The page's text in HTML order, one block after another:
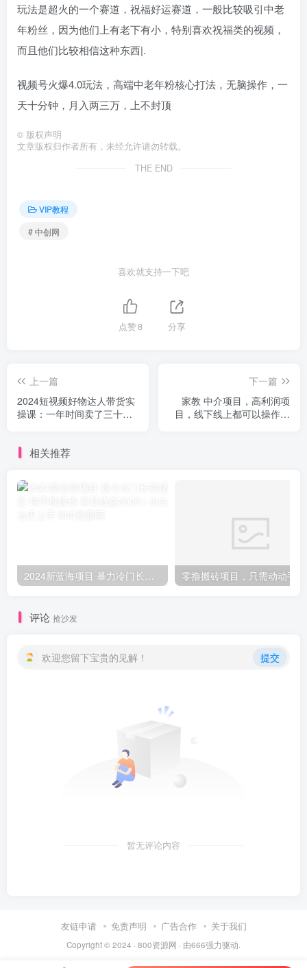
玩法是超火的一个赛道，祝福好运赛道，一般比较吸引中老
年粉丝，因为他们上有老下有小，特别喜欢祝福类的视频，
而且他们比较相信这种东西|.
视频号火爆4.0玩法，高端中老年粉核心打法，无脑操作，一
天十分钟，月入两三万，上不封顶
© 版权声明
文章版权归作者所有，未经允许请勿转载。
THE END
VIP教程
# 中创网
喜欢就支持一下吧
点赞8 分享
上一篇
2024短视频好物达人带货实
操课：一年时间卖了三十万
下一篇
家教 中介项目，高利润项
目，线下线上都可以操作，
相关推荐
评论 抢沙发
欢迎您留下宝贵的见解！ 提交
暂无评论内容
友链申请 免责声明 广告合作 关于我们
Copyright © 2024 · 800资源网 · 由666强力驱动.